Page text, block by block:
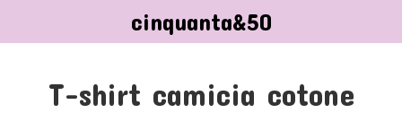
cinquanta&50
T-shirt camicia cotone